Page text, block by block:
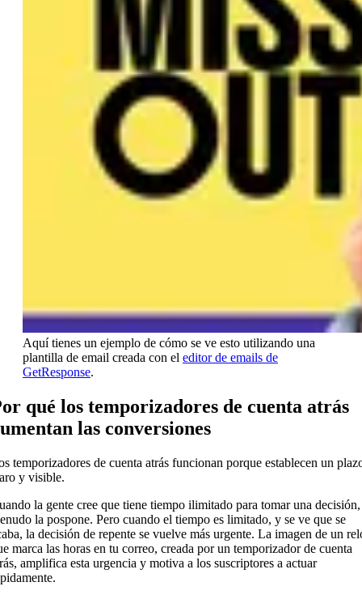
Aquí tienes un ejemplo de cómo se ve esto utilizando una
plantilla de email creada con el editor de emails de
GetResponse.
qué los temporizadores de cuenta atrás
las conversiones
temporizadores de cuenta atrás funcionan porque establecen un
y visible.
la gente cree que tiene tiempo ilimitado para tomar una decisión,
la pospone. Pero cuando el tiempo es limitado, y se ve que se
la decisión de repente se vuelve más urgente. La imagen de un
marca las horas en tu correo, creada por un temporizador de cuenta
amplifica esta urgencia y motiva a los suscriptores a actuar